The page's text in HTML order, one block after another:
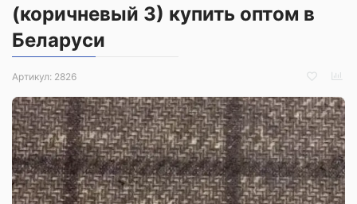
(коричневый 3) купить оптом в
Беларуси
Артикул: 2826